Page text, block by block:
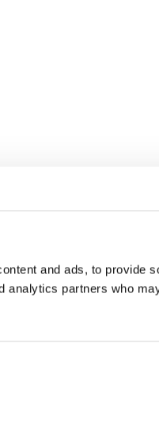
and ads, to provide
analytics partners who